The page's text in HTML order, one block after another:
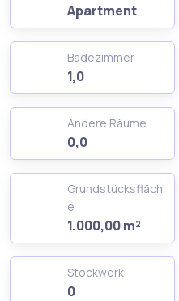
Apartment
Badezimmer
1,0
Andere Räume
0,0
Grundstücksfläch
e
1.000,00 m²
Stockwerk
0